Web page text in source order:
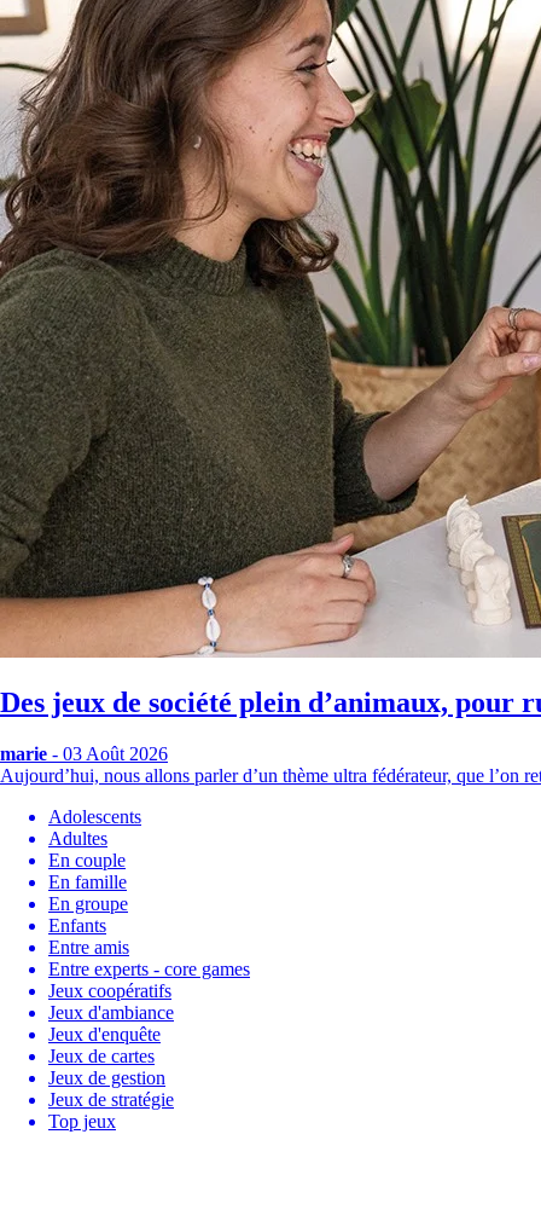
Des jeux de société plein d’animaux, pour
marie - 03 Août 2026
Aujourd’hui, nous allons parler d’un thème ultra fédérateur, que l’on
Adolescents
Adultes
En couple
En famille
En groupe
Enfants
Entre amis
Entre experts - core games
Jeux coopératifs
Jeux d'ambiance
Jeux d'enquête
Jeux de cartes
Jeux de gestion
Jeux de stratégie
Top jeux